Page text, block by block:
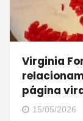
Virginia
página
15/05/2026